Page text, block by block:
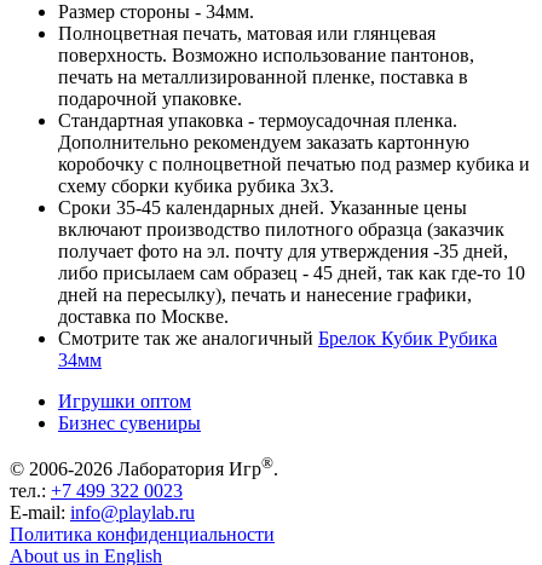
Размер стороны - 34мм.
Полноцветная печать, матовая или глянцевая
поверхность. Возможно использование пантонов,
печать на металлизированной пленке, поставка в
подарочной упаковке.
Стандартная упаковка - термоусадочная пленка.
Дополнительно рекомендуем заказать картонную
коробочку с полноцветной печатью под размер кубика и
схему сборки кубика рубика 3х3.
Сроки 35-45 календарных дней. Указанные цены
включают производство пилотного образца (заказчик
получает фото на эл. почту для утверждения -35 дней,
либо присылаем сам образец - 45 дней, так как где-то 10
дней на пересылку), печать и нанесение графики,
доставка по Москве.
Смотрите так же аналогичный Брелок Кубик Рубика
34мм
Игрушки оптом
Бизнес сувениры
© 2006-2026 Лаборатория Игр®.
тел.: +7 499 322 0023
E-mail: info@playlab.ru
Политика конфиденциальности
About us in English